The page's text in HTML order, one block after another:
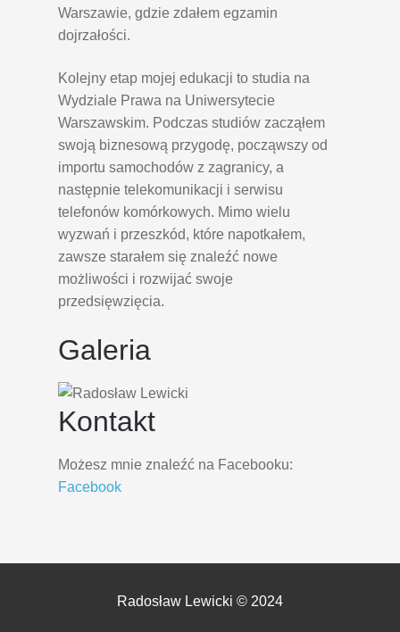
Warszawie, gdzie zdałem egzamin
dojrzałości.
Kolejny etap mojej edukacji to studia na
Wydziale Prawa na Uniwersytecie
Warszawskim. Podczas studiów zacząłem
swoją biznesową przygodę, począwszy od
importu samochodów z zagranicy, a
następnie telekomunikacji i serwisu
telefonów komórkowych. Mimo wielu
wyzwań i przeszkód, które napotkałem,
zawsze starałem się znaleźć nowe
możliwości i rozwijać swoje
przedsięwzięcia.
Galeria
Kontakt
Możesz mnie znaleźć na Facebooku:
Facebook
Radosław Lewicki © 2024